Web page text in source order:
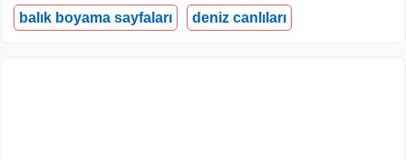
balık boyama sayfaları deniz canlıları